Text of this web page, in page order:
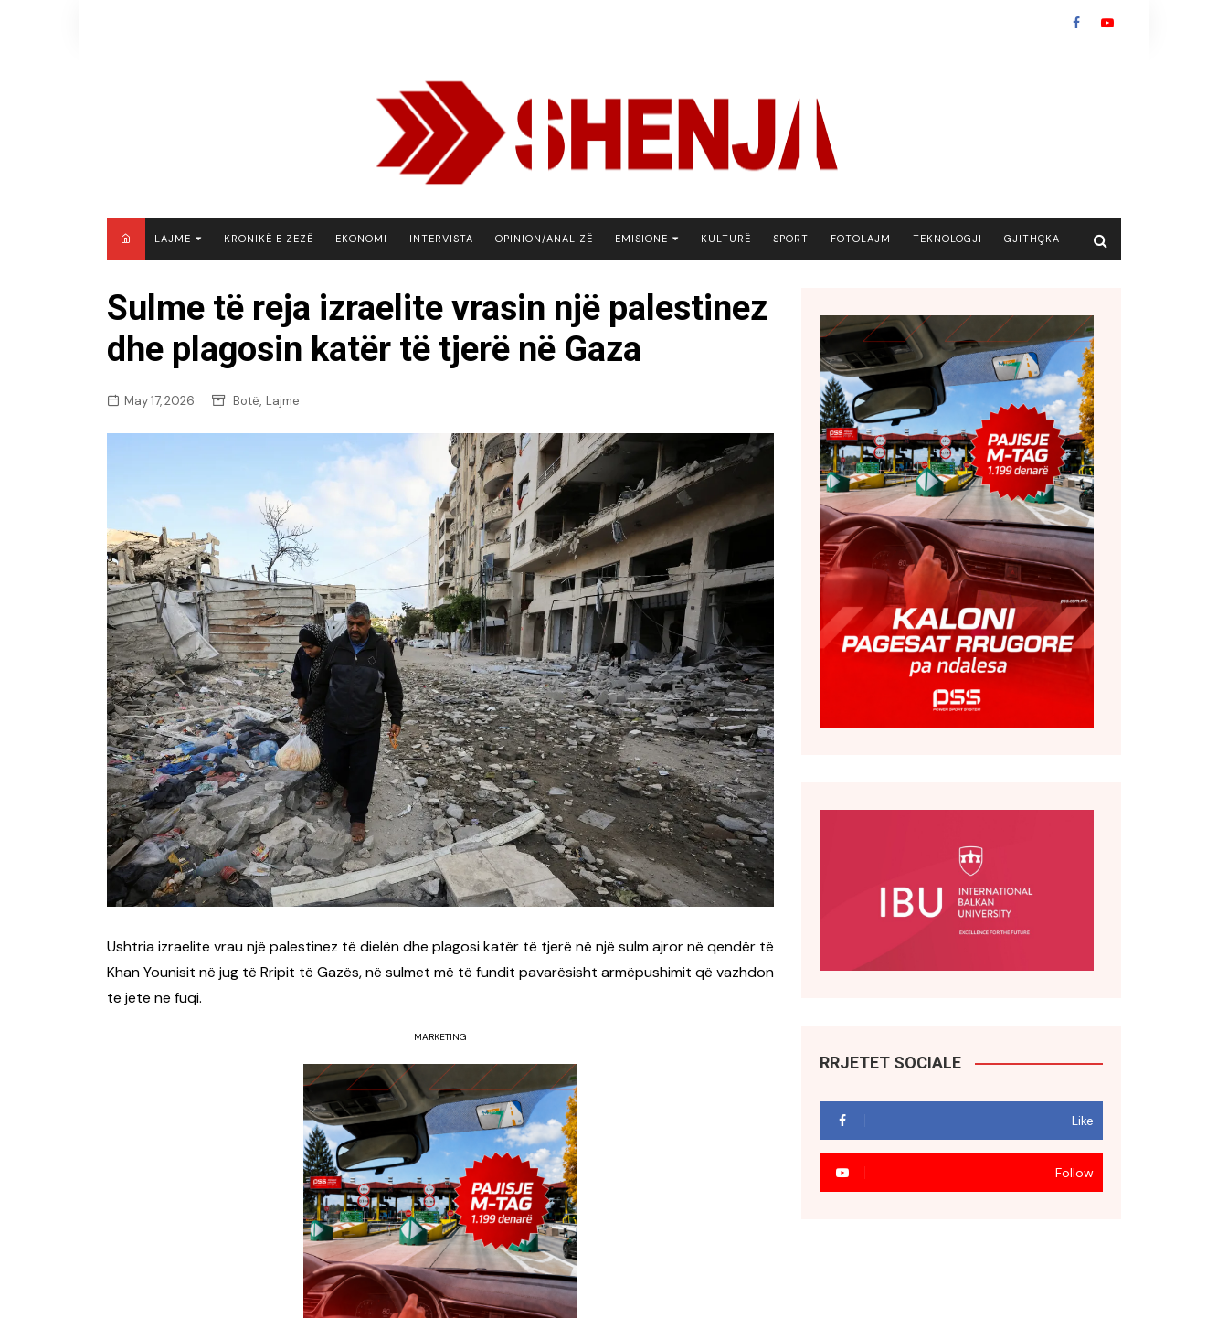
LAJME
KOSOVË
SHQIPËRI
RAJON
BOTË
KRONIKË E ZEZË EKONOMI INTERVISTA OPINION/ANALIZË EMISIONE
BOTA NE FOKUS
GJURMË
INTERVISTA EMISION
KONAKU
KU E KISHIM FJALEN
LIGJERATE FETARE
PARADITE ME NE
PIKËPAMJE
RECETA E DITES
RELAKS
RETRO JAVORE
KULTURË SPORT FOTOLAJM TEKNOLOGJI GJITHÇKA
Sulme të reja izraelite vrasin një palestinez
dhe plagosin katër të tjerë në Gaza
May 17, 2026 Botë, Lajme
Ushtria izraelite vrau një palestinez të dielën dhe plagosi katër të tjerë në një sulm ajror në qendër të
Khan Younisit në jug të Rripit të Gazës, në sulmet më të fundit pavarësisht armëpushimit që vazhdon
të jetë në fuqi.
MARKETING
RRJETET SOCIALE
Like
Follow